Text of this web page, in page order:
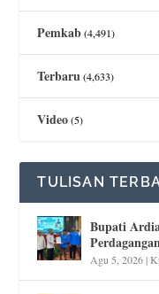
Pemkab(4,491)
Terbaru(4,633)
Video(5)
TULISAN
Bupati
Agu 5, 2026|